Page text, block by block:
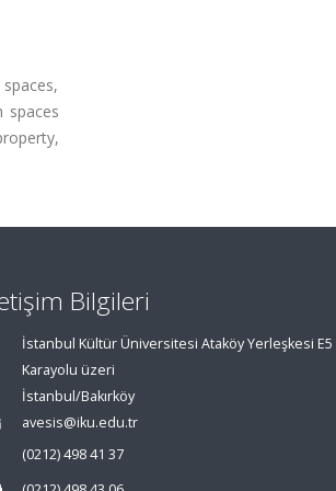
spaces
Bilgileri
İstanbul Kültür Üniversitesi Ataköy Yerleşkesi E5
Karayolu üzeri
İstanbul/Bakırköy
avesis@iku.edu.tr
(0212) 498 41 37